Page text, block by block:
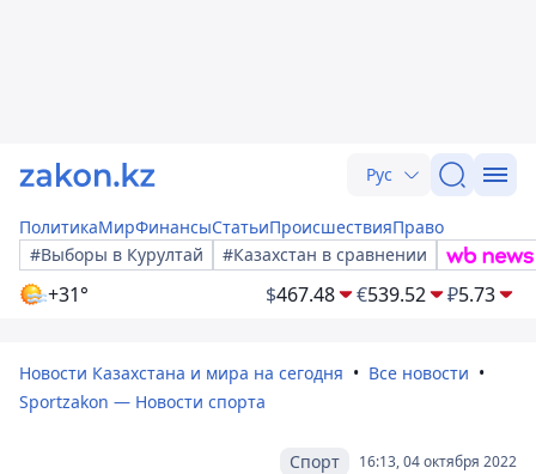
Рус
ПолитикаМирФинансыСтатьиПроисшествияПраво
#Выборы в Курултай
#Казахстан в сравнении
+31° $467.48 €539.52 ₽5.73
Новости Казахстана и мира на сегодня
Все новости
Sportzakon — Новости спорта
16:13, 04 октября 2022
Спорт